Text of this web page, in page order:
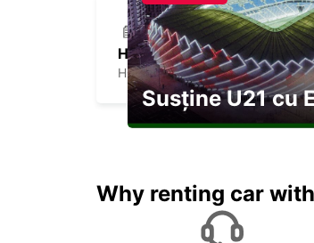
HOEDSPRUIT
HOEDSPRUIT - SOUTH AFRICA
Susține U21 cu
Why renting car